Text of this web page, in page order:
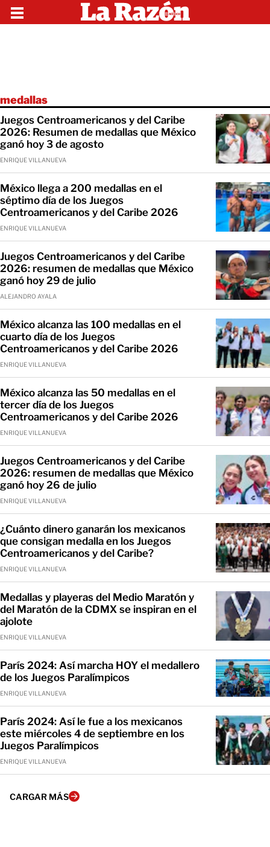
medallas
Juegos Centroamericanos y del Caribe
2026: Resumen de medallas que México
ganó hoy 3 de agosto
ENRIQUE VILLANUEVA
México llega a 200 medallas en el
séptimo día de los Juegos
Centroamericanos y del Caribe 2026
ENRIQUE VILLANUEVA
Juegos Centroamericanos y del Caribe
2026: resumen de medallas que México
ganó hoy 29 de julio
ALEJANDRO AYALA
México alcanza las 100 medallas en el
cuarto día de los Juegos
Centroamericanos y del Caribe 2026
ENRIQUE VILLANUEVA
México alcanza las 50 medallas en el
tercer día de los Juegos
Centroamericanos y del Caribe 2026
ENRIQUE VILLANUEVA
Juegos Centroamericanos y del Caribe
2026: resumen de medallas que México
ganó hoy 26 de julio
ENRIQUE VILLANUEVA
¿Cuánto dinero ganarán los mexicanos
que consigan medalla en los Juegos
Centroamericanos y del Caribe?
ENRIQUE VILLANUEVA
Medallas y playeras del Medio Maratón y
del Maratón de la CDMX se inspiran en el
ajolote
ENRIQUE VILLANUEVA
París 2024: Así marcha HOY el medallero
de los Juegos Paralímpicos
ENRIQUE VILLANUEVA
París 2024: Así le fue a los mexicanos
este miércoles 4 de septiembre en los
Juegos Paralímpicos
ENRIQUE VILLANUEVA
CARGAR MÁS